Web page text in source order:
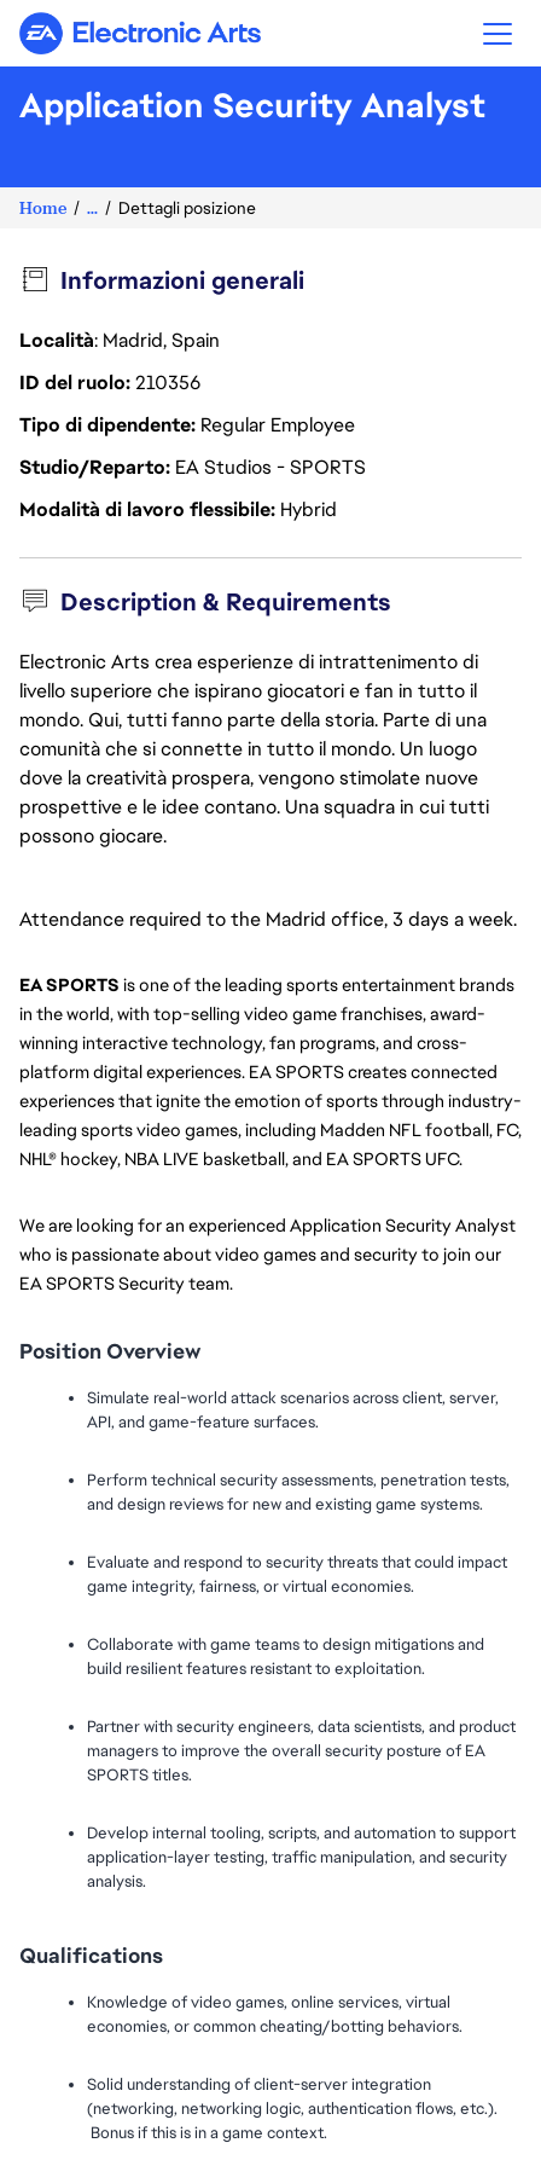
Electronic Arts
Application Security Analyst
Home ... Dettagli posizione
Informazioni generali
Località: Madrid, Spain
ID del ruolo210356
Tipo di dipendente Regular Employee
Studio/Reparto EA Studios - SPORTS
Modalità di lavoro flessibile Hybrid
Description & Requirements
Electronic Arts crea esperienze di intrattenimento di
livello superiore che ispirano giocatori e fan in tutto il
mondo. Qui, tutti fanno parte della storia. Parte di una
comunità che si connette in tutto il mondo. Un luogo
dove la creatività prospera, vengono stimolate nuove
prospettive e le idee contano. Una squadra in cui tutti
possono giocare.
Attendance required to the Madrid office, 3 days a week.
EA SPORTS is one of the leading sports entertainment brands
in the world, with top-selling video game franchises, award-
winning interactive technology, fan programs, and cross-
platform digital experiences. EA SPORTS creates connected
experiences that ignite the emotion of sports through industry-
leading sports video games, including Madden NFL football, FC,
NHL® hockey, NBA LIVE basketball, and EA SPORTS UFC.
We are looking for an experienced Application Security Analyst
who is passionate about video games and security to join our
EA SPORTS Security team.
Position Overview
Simulate real-world attack scenarios across client, server,
API, and game-feature surfaces.
Perform technical security assessments, penetration tests,
and design reviews for new and existing game systems.
Evaluate and respond to security threats that could impact
game integrity, fairness, or virtual economies.
Collaborate with game teams to design mitigations and
build resilient features resistant to exploitation.
Partner with security engineers, data scientists, and product
managers to improve the overall security posture of EA
SPORTS titles.
Develop internal tooling, scripts, and automation to support
application-layer testing, traffic manipulation, and security
analysis.
Qualifications
Knowledge of video games, online services, virtual
economies, or common cheating/botting behaviors.
Solid understanding of client-server integration
(networking, networking logic, authentication flows, etc.).
Bonus if this is in a game context.